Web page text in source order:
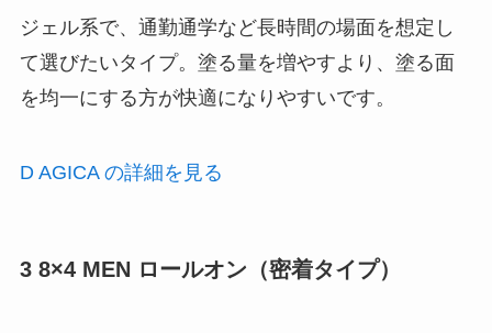
ジェル系で、通勤通学など長時間の場面を想定し
て選びたいタイプ。塗る量を増やすより、塗る面
を均一にする方が快適になりやすいです。
D AGICA の詳細を見る
3 8×4 MEN ロールオン（密着タイプ）